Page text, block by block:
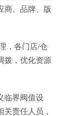
商、品牌、版
，各门店/仓
拨，优化资源
临界阀值设
责任人员，